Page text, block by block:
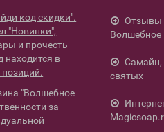
код скидки".
"Новинки",
и прочесть
находится в
"Волшебное
за
Отзывы
Самайн,
святых